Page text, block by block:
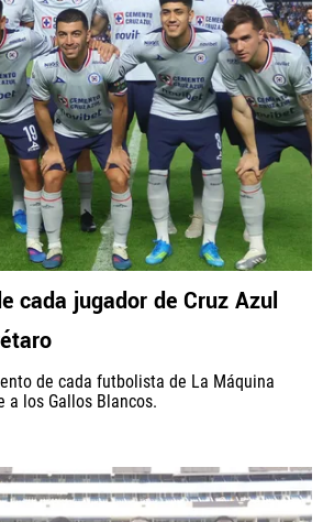
cada jugador de Cruz Azul
de cada futbolista de La Máquina
los Gallos Blancos.